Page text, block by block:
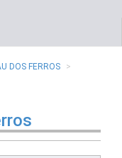
DOS FERROS